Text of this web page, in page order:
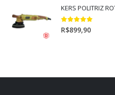
KERS POLITRIZ
5.00out of 5
R$899,90